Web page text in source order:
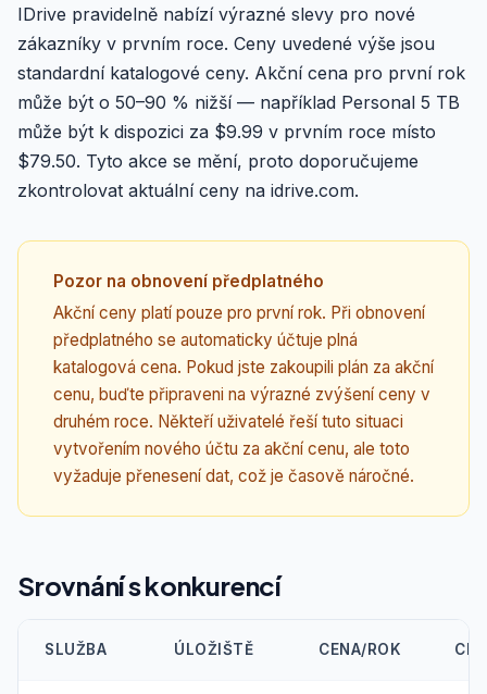
IDrive pravidelně nabízí výrazné slevy pro nové
zákazníky v prvním roce. Ceny uvedené výše jsou
standardní katalogové ceny. Akční cena pro první rok
může být o 50–90 % nižší — například Personal 5 TB
může být k dispozici za $9.99 v prvním roce místo
$79.50. Tyto akce se mění, proto doporučujeme
zkontrolovat aktuální ceny na idrive.com.
Pozor na obnovení předplatného
Akční ceny platí pouze pro první rok. Při obnovení
předplatného se automaticky účtuje plná
katalogová cena. Pokud jste zakoupili plán za akční
cenu, buďte připraveni na výrazné zvýšení ceny v
druhém roce. Někteří uživatelé řeší tuto situaci
vytvořením nového účtu za akční cenu, ale toto
vyžaduje přenesení dat, což je časově náročné.
Srovnání s konkurencí
SLUŽBA ÚLOŽIŠTĚ CENA/ROK